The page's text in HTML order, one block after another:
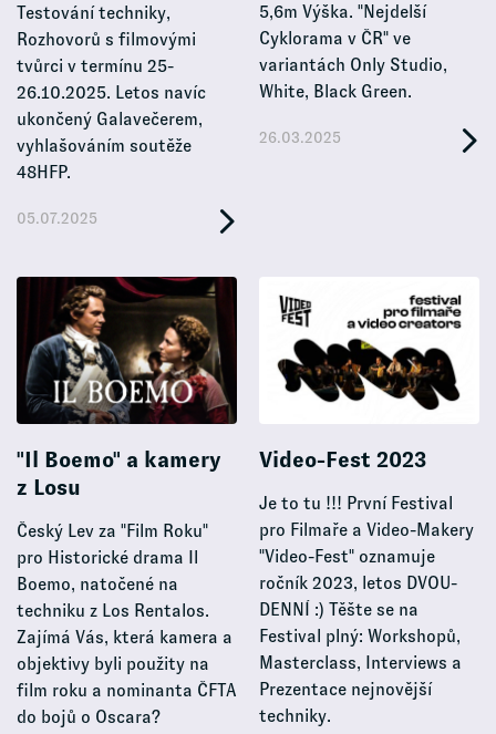
Testování techniky,
Rozhovorů s filmovými
tvůrci v termínu 25-
26.10.2025. Letos navíc
ukončený Galavečerem,
vyhlašováním soutěže
48HFP.
05.07.2025
5,6m Výška. "Nejdelší
Cyklorama v ČR" ve
variantách Only Studio,
White, Black Green.
26.03.2025
"Il Boemo" a kamery
z Losu
Český Lev za "Film Roku"
pro Historické drama Il
Boemo, natočené na
techniku z Los Rentalos.
Zajímá Vás, která kamera a
objektivy byli použity na
film roku a nominanta ČFTA
do bojů o Oscara?
Video-Fest 2023
Je to tu !!! První Festival
pro Filmaře a Video-Makery
"Video-Fest" oznamuje
ročník 2023, letos DVOU-
DENNÍ :) Těšte se na
Festival plný: Workshopů,
Masterclass, Interviews a
Prezentace nejnovější
techniky.